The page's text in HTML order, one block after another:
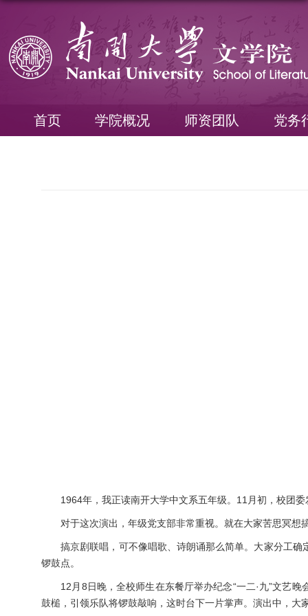
首页 学院概况 师资团队 党务
1964年，我正读南开大学中文系五年级。11月初，校团委
对于这次演出，年级党支部非常重视。就在大家苦思冥想
搞京剧联唱，可不像唱歌、诗朗诵那么简单。大家分工确
锣鼓点。
12月8日晚，全校师生在东餐厅举办纪念“一二·九”文艺晚
鼓槌，引领乐队将锣鼓敲响，这时台下一片掌声。演出中，